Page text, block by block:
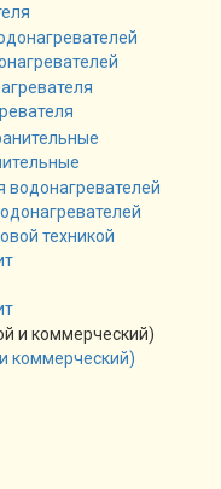
техникой
коммерческий)